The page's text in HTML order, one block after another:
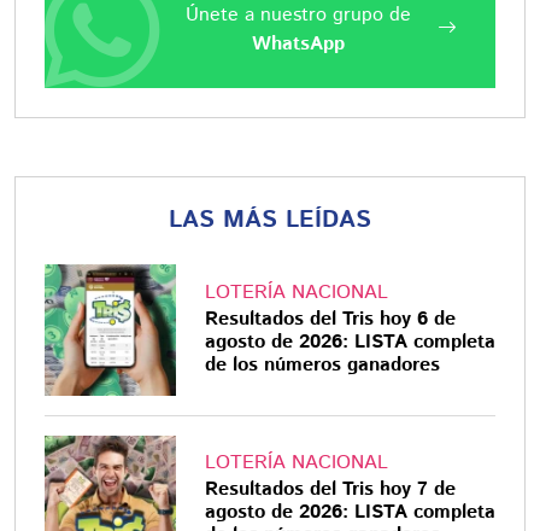
Únete a nuestro grupo de
WhatsApp
LAS MÁS LEÍDAS
LOTERÍA NACIONAL
Resultados del Tris hoy 6 de
agosto de 2026: LISTA completa
de los números ganadores
LOTERÍA NACIONAL
Resultados del Tris hoy 7 de
agosto de 2026: LISTA completa